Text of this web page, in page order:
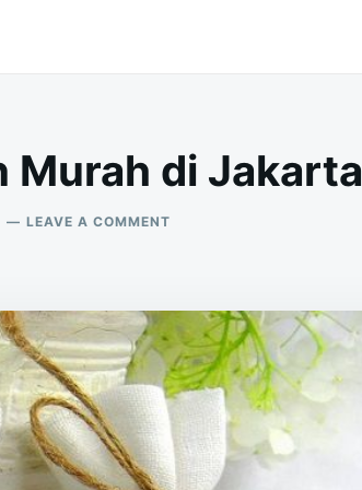
Murah di Jakarta
LEAVE A COMMENTON
JAKARTA